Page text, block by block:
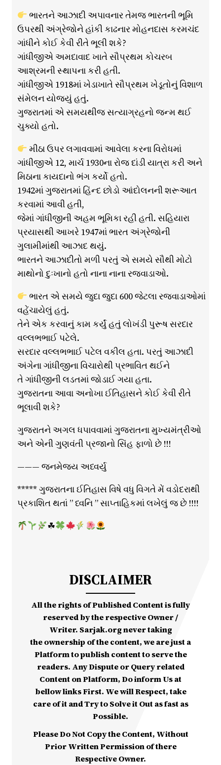
ભારતને આઝાદી અપાવનાર તેમજ ભારતની ભૂમિ
ઉપરથી અંગ્રેજોને હાંકી કાઢનાર મોહનદાસ કરમચંદ
ગાંધીને કોઈ કેવી રીતે ભૂલી શકે?
ગાંધીજીએ અમદાવાદ ખાતે સૌપ્રથમ કોચરબ
આશ્રમની સ્થાપના કરી હતી.
ગાંધીજીએ 1918માં ખેડાખાતે સૌપ્રથમ ખેડૂતોનું વિશાળ
સંમેલન યોજ્યું હતું.
ગુજરાતમાં એ સમયથીજ સત્યાગ્રહનો જન્મ થઈ
ચુક્યો હતો.
મીઠા ઉપર લગાવવામાં આવેલા કરના વિરોધમાં
ગાંધીજીએ 12, માર્ચ 1930ના રોજ દાંડી યાત્રા કરી અને
મિઠાના કાયદાનો ભંગ કર્યો હતો.
1942માં ગુજરાતમાં હિંન્દ છોડો આંદોલનની શરૂઆત
કરવામાં આવી હતી,
જેમાં ગાંધીજીની અહમ ભૂમિકા રહી હતી. સહિયારા
પ્રયાસથી આખરે 1947માં ભારત અંગ્રેજોની
ગુલામીમાંથી આઝાદ થયું.
ભારતને આઝાદીતો મળી પરતું એ સમયે સૌથી મોટો
માથોનો દુઃખાનો હતો નાના નાના રજવાડાઓ.
ભારત એ સમયે જુદા જુદા 600 જેટલા રજવાડાઓમાં
વહેંચાયેલું હતું.
તેને એક કરવાનું કામ કર્યું હતું લોખંડી પુરૂષ સરદાર
વલ્લભભાઈ પટેલે.
સરદાર વલ્લભભાઈ પટેલ વકીલ હતા. પરતું આઝાદી
અંગેના ગાંધીજીના વિચારોથી પ્રભાવિત થઈને
તે ગાંધીજીની લડતમાં જોડાઈ ગયા હતા.
ગુજરાતના આવા અનોખા ઈતિહાસને કોઈ કેવી રીતે
ભૂલાવી શકે?
ગુજરાતને અગલ ધપાવવામાં ગુજરાતના મુખ્યમંત્રીઓ
અને એની ગુણવંતી પ્રજાનો સિંહ ફાળો છે !!!
——— જનમેજય અધ્વર્યુ
***** ગુજરાતના ઈતિહાસ વિષે વધુ વિગતે મેં વડોદરાથી
પ્રકાશિત થતાં ” ધ્વનિ ” સાપ્તાહિકમાં લખેલું જ છે !!!!
☘
DISCLAIMER
All the rights of Published Content is fully
reserved by the respective Owner /
Writer. Sarjak.org never taking
the ownership of the content, we are just a
Platform to publish content to serve the
readers. Any Dispute or Query related
Content on Platform, Do inform Us at
bellow links First. We will Respect, take
care of it and Try to Solve it Out as fast as
Possible.
Please Do Not Copy the Content, Without
Prior Written Permission of there
Respective Owner.